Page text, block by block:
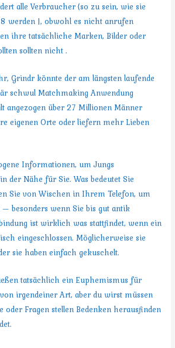
alle Verbraucher {so zu sein, wie sie
werden |, obwohl es nicht anrufen
ihre tatsächliche Marken, Bilder oder
sollten nicht .
Grindr könnte der am längsten laufende
schwul Matchmaking Anwendung
angezogen über 27 Millionen Männer
eigenen Orte oder liefern mehr Lieben
Informationen, um Jungs
der Nähe für Sie. Was bedeutet Sie
Sie von Wischen in Ihrem Telefon, um
besonders wenn Sie bis gut antik
ist wirklich was stattfindet, wenn ein
eingeschlossen. Möglicherweise sie
sie haben einfach gekuschelt.
tatsächlich ein Euphemismus für
irgendeiner Art, aber du wirst müssen
Fragen stellen Bedenken herausfinden